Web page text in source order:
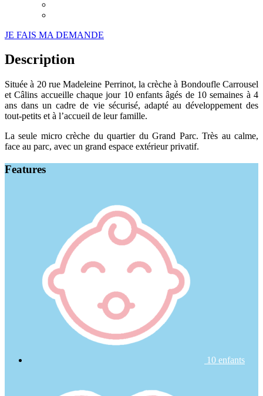
JE FAIS MA DEMANDE
Description
Située à 20 rue Madeleine Perrinot, la crèche à Bondoufle Carrousel
et Câlins accueille chaque jour 10 enfants âgés de 10 semaines à 4
ans dans un cadre de vie sécurisé, adapté au développement des
tout-petits et à l’accueil de leur famille.
La seule micro crèche du quartier du Grand Parc. Très au calme,
face au parc, avec un grand espace extérieur privatif.
Features
10 enfants